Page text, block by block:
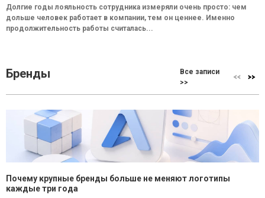
Долгие годы лояльность сотрудника измеряли очень просто: чем
дольше человек работает в компании, тем он ценнее. Именно
продолжительность работы считалась...
Бренды
Все записи
>>
Почему крупные бренды больше не меняют логотипы
каждые три года